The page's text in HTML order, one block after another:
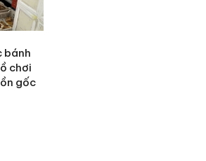
bánh
chơi
gốc